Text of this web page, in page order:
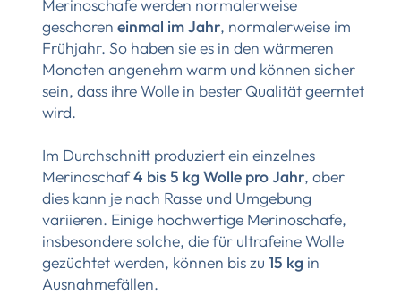
Merinoschafe werden normalerweise
geschoren einmal im Jahr, normalerweise im
Frühjahr. So haben sie es in den wärmeren
Monaten angenehm warm und können sicher
sein, dass ihre Wolle in bester Qualität geerntet
wird.
Im Durchschnitt produziert ein einzelnes
Merinoschaf4 bis 5 kg Wolle pro Jahr, aber
dies kann je nach Rasse und Umgebung
variieren. Einige hochwertige Merinoschafe,
insbesondere solche, die für ultrafeine Wolle
gezüchtet werden, können bis zu 15 kg in
Ausnahmefällen.